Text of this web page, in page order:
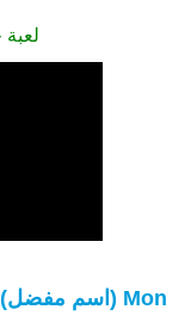
Mon (اسم مفضل)